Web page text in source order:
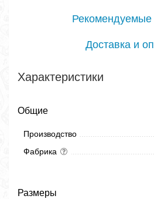
Рекомендуемые
Доставка и
Характеристики
Общие
Производство
Фабрика
Размеры